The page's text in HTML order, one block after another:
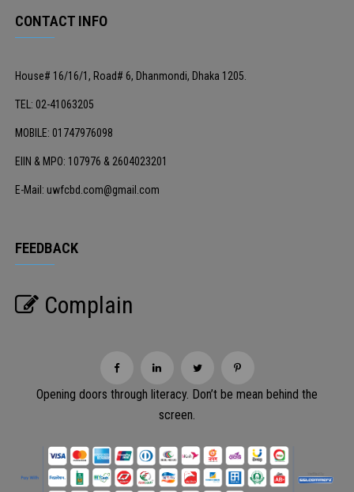
CONTACT INFO
House# 16/16/1, Road# 6, Dhanmondi, Dhaka 1205.
TEL: 02-41063205
MOBILE: 01747976098
EIIN & MPO: 107976 & 2604023201
E-Mail: uwfcbd.com@gmail.com
FEEDBACK
Complain
Opening doors through literacy. Don’t be mean behind the
screen.